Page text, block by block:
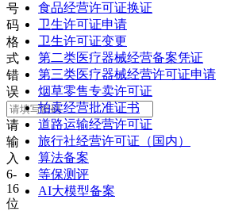
号
码
格
式
错
误
请
输
入
6-
16
位
食品经营许可证换证
卫生许可证申请
卫生许可证变更
第二类医疗器械经营备案凭证
第三类医疗器械经营许可证申请
烟草零售专卖许可证
拍卖经营批准证书
道路运输经营许可证
旅行社经营许可证（国内）
算法备案
等保测评
AI大模型备案